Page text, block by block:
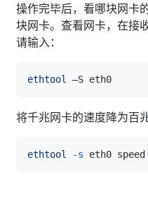
操作完毕后，看哪块网卡
块网卡。查看网卡，在接
请输入：
ethtool
将千兆网卡的速度降为百
ethtool -s eth0 speed